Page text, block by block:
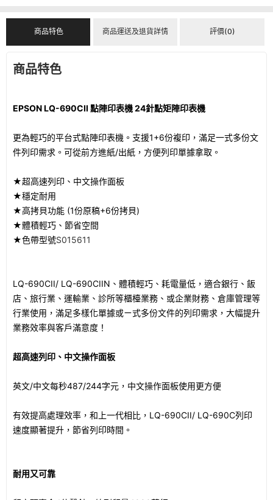
商品特色 商品運送及退貨詳情 評價(0)
商品特色
EPSON LQ-690CII 點陣印表機 24針點矩陣印表機
更為輕巧的平台式點陣印表機。支援1+6份複印，滿足一式多份文
件列印需求。可從前方進紙/出紙，方便列印單據拿取。
★超高速列印、中文操作面板
★穩定耐用
★高拷貝功能 (1份原稿+6份拷貝)
★體積輕巧、節省空間
★色帶型號S015611
LQ-690CII/ LQ-690CIIN、體積輕巧、耗電量低，適合銀行、飯
店、旅行業、運輸業、診所等櫃檯業務、或企業財務、倉庫管理等
行業使用，滿足多樣化單據或ㄧ式多份文件的列印需求，大幅提升
業務效率與客戶滿意度！
超高速列印、中文操作面板
英文/中文每秒487/244字元，中文操作面板使用更方便
有效提高處理效率，和上一代相比，LQ-690CII/ LQ-690C列印
速度顯著提升，節省列印時間。
耐用又可靠